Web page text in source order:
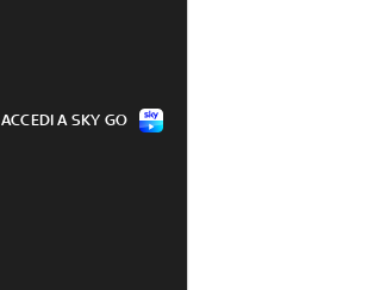
ACCEDI A SKY GO